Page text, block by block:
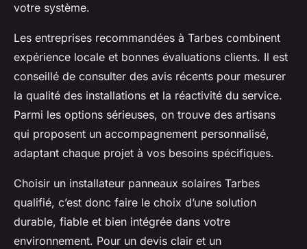
votre système.
Les entreprises recommandées à Tarbes combinent
expérience locale et bonnes évaluations clients. Il est
conseillé de consulter des avis récents pour mesurer
la qualité des installations et la réactivité du service.
Parmi les options sérieuses, on trouve des artisans
qui proposent un accompagnement personnalisé,
adaptant chaque projet à vos besoins spécifiques.
Choisir un installateur panneaux solaires Tarbes
qualifié, c’est donc faire le choix d’une solution
durable, fiable et bien intégrée dans votre
environnement. Pour un devis clair et un